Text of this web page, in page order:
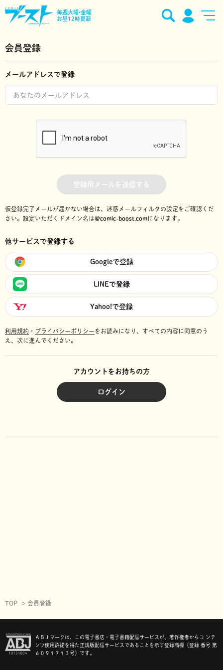
毎週火曜•金曜
お昼12時更新
会員登録
メールアドレスで登録
登録用メールを送信する
仮登録完了メールが届かない場合は、迷惑メールフィルタの設定をご確認くだ
さい。 設定いただくドメイン名は@comic-boost.comになります。
他サービスで登録する
Googleで登録
LINEで登録
Yahoo!で登録
利用規約 ・ プライバシーポリシーをお読みになり、 すべての内容に同意のう
え、次に進んでください。
アカウントをお持ちの方
ログイン
TOP 会員登録
ＡＢＪマークは、この電子書店・電子書籍配信サービスが、著作権者からコ ンテ
ンツ使用許諾を得た正規版配信サービスであることを示す登録商標（登録 番号 第
６０９１７１３号）です。